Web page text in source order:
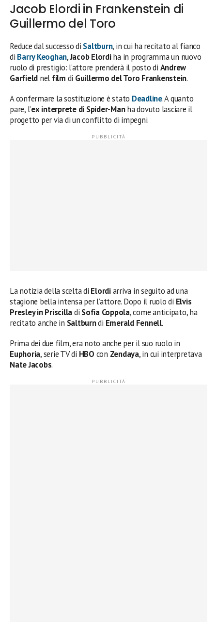
Jacob Elordi in Frankenstein di
Guillermo del Toro
Reduce dal successo di Saltburn, in cui ha recitato al fianco
di Barry Keoghan,Jacob Elordiha in programma un nuovo
ruolo di prestigio: l’attore prenderà il posto di Andrew
Garfield nel film di Guillermo del Toro Frankenstein.
A confermare la sostituzione è stato Deadline. A quanto
pare, l’ex interprete di Spider-Manha dovuto lasciare il
progetto per via di un conflitto di impegni.
La notizia della scelta di Elordiarriva in seguito ad una
stagione bella intensa per l’attore. Dopo il ruolo di Elvis
Presley in Priscilladi Sofia Coppola, come anticipato, ha
recitato anche in Saltburndi Emerald Fennell.
Prima dei due film, era noto anche per il suo ruolo in
Euphoria, serie TV di HBO con Zendaya, in cui interpretava
Nate Jacobs.